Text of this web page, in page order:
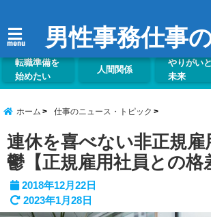
menu 男性事務仕事
転職準備を
始めたい
人間関係
やりがい
未来
ホーム 仕事のニュース・トピック
連休を喜べない非正規雇
鬱【正規雇用社員との格
2018年12月22日
2023年1月28日